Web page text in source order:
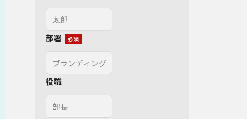
部署
役職